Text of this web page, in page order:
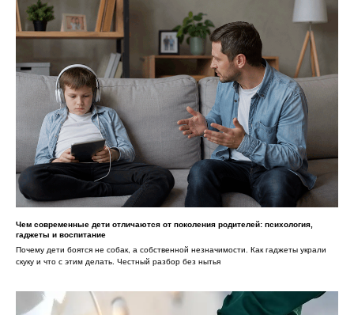
Чем современные дети отличаются от поколения родителей: психология,
гаджеты и воспитание
Почему дети боятся не собак, а собственной незначимости. Как гаджеты украли
скуку и что с этим делать. Честный разбор без нытья